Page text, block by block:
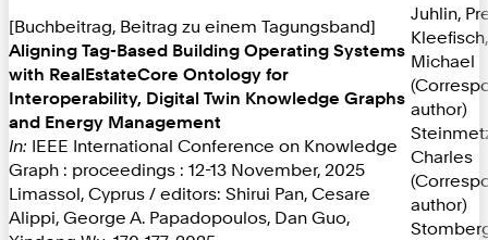
[Buchbeitrag, Beitrag zu einem Tagungsband]
Aligning Tag-Based Building Operating Systems
with RealEstateCore Ontology for
Interoperability, Digital Twin Knowledge Graphs
and Energy Management
In: IEEE International Conference on Knowledge
Graph : proceedings : 12-13 November, 2025
Limassol, Cyprus / editors: Shirui Pan, Cesare
Alippi, George A. Papadopoulos, Dan Guo,
Juhlin,
Kleefisch,
Michael
author)
Charles
author)